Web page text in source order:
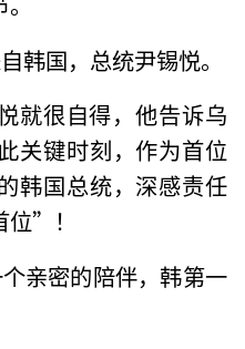
韩国，总统尹锡悦。
就很自得，他告诉乌
关键时刻，作为首位
韩国总统，深感责任
”！
亲密的陪伴，韩第一